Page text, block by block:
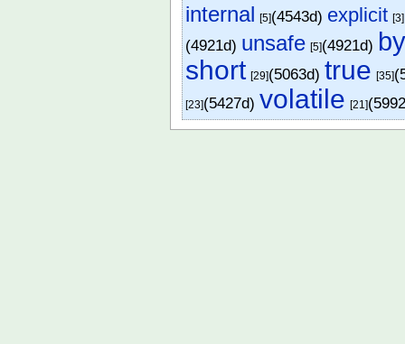
internal [5](4543d) explicit [3]
(4921d) unsafe [5](4921d)
short [29](5063d) true [35]
[23](5427d) volatile [21]